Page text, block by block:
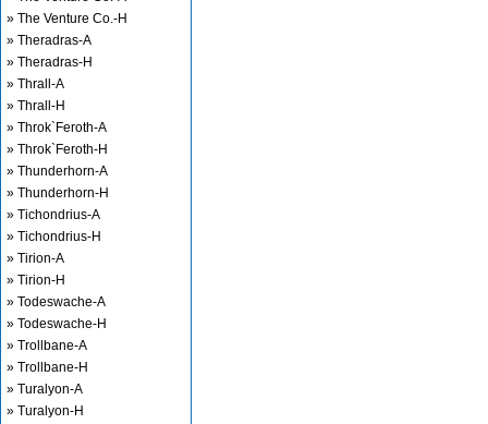
» The Venture Co.-H
» Theradras-A
» Theradras-H
» Thrall-A
» Thrall-H
» Throk`Feroth-A
» Throk`Feroth-H
» Thunderhorn-A
» Thunderhorn-H
» Tichondrius-A
» Tichondrius-H
» Tirion-A
» Tirion-H
» Todeswache-A
» Todeswache-H
» Trollbane-A
» Trollbane-H
» Turalyon-A
» Turalyon-H